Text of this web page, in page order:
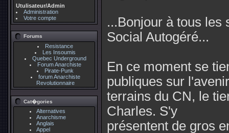
Utulisateur/Admin
Administration
Votre compte
Forums
Resistance
Les Insoumis
Quebec Underground
Forum Anarchiste
Pirate-Punk
forum Anarchiste
Revolutionnaire
Cat�gories
Alternatives
Anarchisme
Anglais
Appel
...Bonjour à tous les
Social Autogéré...
En ce moment se
publiques sur
terrains du CN, le
Charles. S'y
présentent de gros